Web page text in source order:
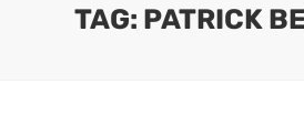
TAG: PATRICK